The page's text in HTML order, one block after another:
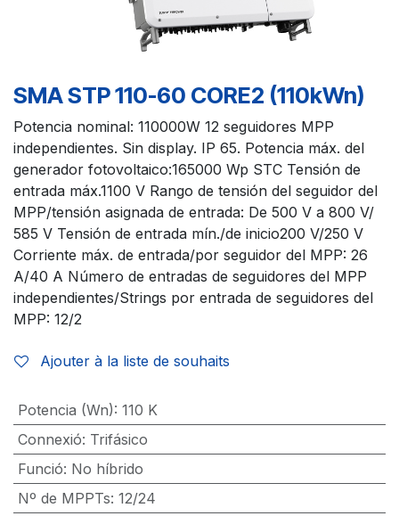
SMA STP 110-60 CORE2 (110kWn)
Potencia nominal: 110000W 12 seguidores MPP
independientes. Sin display. IP 65. Potencia máx. del
generador fotovoltaico:165000 Wp STC Tensión de
entrada máx.1100 V Rango de tensión del seguidor del
MPP/tensión asignada de entrada: De 500 V a 800 V/
585 V Tensión de entrada mín./de inicio200 V/250 V
Corriente máx. de entrada/por seguidor del MPP: 26
A/40 A Número de entradas de seguidores del MPP
independientes/Strings por entrada de seguidores del
MPP: 12/2
Ajouter à la liste de souhaits
Potencia (Wn): 110 K
Connexió: Trifásico
Funció: No híbrido
Nº de MPPTs: 12/24